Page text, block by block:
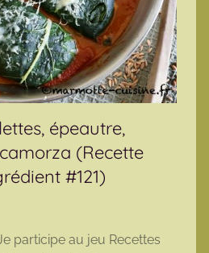
épeautre,
(Recette
#121)
participe au jeu Recettes